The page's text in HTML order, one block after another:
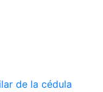
de la cédula